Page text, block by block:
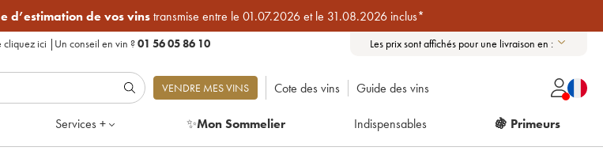
d’estimation de vos vinstransmise entre le 01.07.2026 et le 31.08.2026 inclus*
cliquez ici | Un conseil en vin ?01 56 05 86 10 Les prix sont affichés pour une livraison en :
VENDRE MES VINS Cote des vins Guide des vins
Services + ✨Mon Sommelier Indispensables 🍇 Primeurs